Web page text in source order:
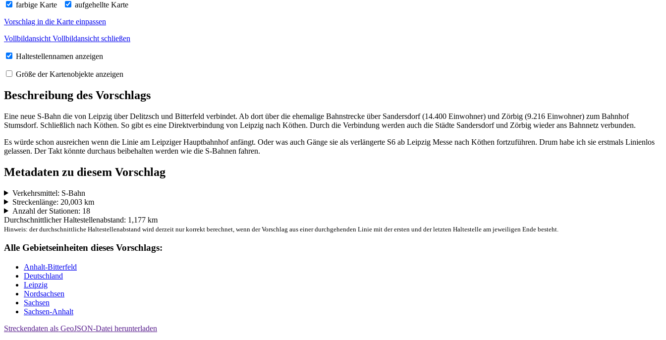
farbige Karte
aufgehellte Karte
Vorschlag in die Karte einpassen
Vollbildansicht Vollbildansicht schließen
Haltestellennamen anzeigen
Größe der Kartenobjekte anzeigen
Beschreibung des Vorschlags
Eine neue S-Bahn die von Leipzig über Delitzsch und Bitterfeld verbindet. Ab dort über die ehemalige Bahnstrecke über Sandersdorf (14.400 Einwohner) und Zörbig (9.216 Einwohner) zum Bahnhof
Stumsdorf. Schließlich nach Köthen. So gibt es eine Direktverbindung von Leipzig nach Köthen. Durch die Verbindung werden auch die Städte Sandersdorf und Zörbig wieder ans Bahnnetz verbunden.
Es würde schon ausreichen wenn die Linie am Leipziger Hauptbahnhof anfängt. Oder was auch Gänge sie als verlängerte S6 ab Leipzig Messe nach Köthen fortzuführen. Drum habe ich sie erstmals Linienlos
gelassen. Der Takt könnte durchaus beibehalten werden wie die S-Bahnen fahren.
Metadaten zu diesem Vorschlag
Verkehrsmittel: S-Bahn
Streckenlänge: 20,003 km
Anzahl der Stationen: 18
Durchschnittlicher Haltestellenabstand: 1,177 km
Hinweis: der durchschnittliche Haltestellenabstand wird derzeit nur korrekt berechnet, wenn der Vorschlag aus einer durchgehenden Linie mit der ersten und der letzten Haltestelle am jeweiligen Ende besteht.
Alle Gebietseinheiten dieses Vorschlags:
Anhalt-Bitterfeld
Deutschland
Leipzig
Nordsachsen
Sachsen
Sachsen-Anhalt
Streckendaten als GeoJSON-Datei herunterladen